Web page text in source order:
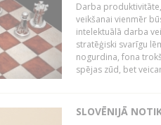
Darba
veikšanai vienmēr
intelektuālā darba
stratēģiski svarīgu
nogurdina, fona
spējas zūd, bet
SLOVĒNIJĀ